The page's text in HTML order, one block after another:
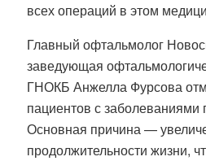
всех операций в этом
Главный офтальмолог
заведующая
ГНОКБ Анжелла Фурсова
пациентов с заболеваниями
Основная причина —
продолжительности жизни,